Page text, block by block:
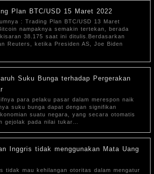
Plan BTC/USD 15 Maret 2022
: Trading Plan BTC/USD 13 Maret
nampaknya semakin tertekan, berada
38.175 saat ini ditulis.Berdasarkan
Reuters, ketika Presiden AS, Joe Biden
Suku Bunga terhadap Pergerakan
para pelaku pasar dalam merespon naik
suku bunga dapat dengan signifikan
suatu negara, yang secara otomatis
gejolak pada nilai tukar…
Inggris tidak menggunakan Mata Uang
tidak mau kehilangan otoritas dalam mengatur